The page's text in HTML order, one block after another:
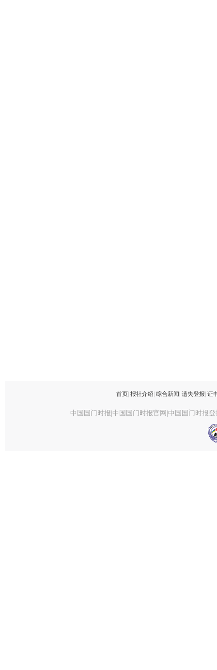
首页| 报社介绍 综合新闻 遗失登报 证
中国国门时报|中国国门时报官网|中国国门时报